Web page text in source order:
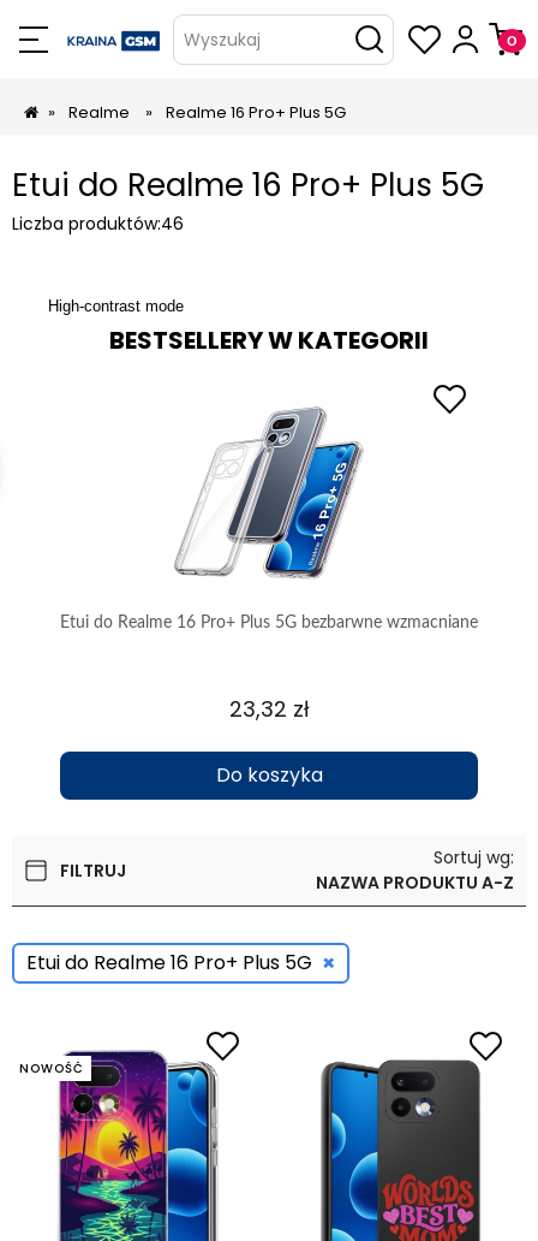
Wyszukaj
» Realme » Realme 16 Pro+ Plus 5G
Etui do Realme 16 Pro+ Plus 5G
Liczba produktów:46
High-contrast mode
BESTSELLERY W KATEGORII
Etui do Realme 16 Pro+ Plus 5G bezbarwne wzmacniane
23,32 zł
Do koszyka
FILTRUJ
Sortuj wg:
NAZWA PRODUKTU A-Z
Etui do Realme 16 Pro+ Plus 5G ×
NOWOŚĆ